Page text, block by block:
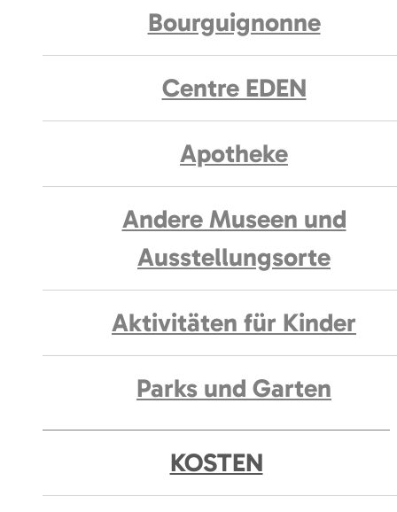
Bourguignonne
Centre EDEN
Apotheke
Andere Museen und
Ausstellungsorte
Aktivitäten für Kinder
Parks und Garten
KOSTEN